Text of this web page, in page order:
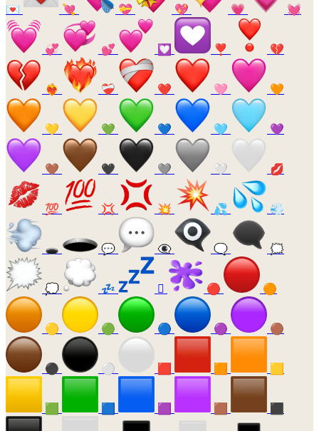
💌 💘 💝 💖 💗 💓
💞 💕 💟 ❣️ 💔
❤️‍🔥 ❤️‍🩹 ❤️ 🩷 🧡
💛 💚 💙 🩵 💜
🤎 🖤 🩶 🤍 💋
💯 💢 💥 💦 💨
🕳️ 💬 👁️‍🗨️ 🗨️ 🗯️
💭 💤 🫟 🔴 🟠
🟡 🟢 🔵 🟣 🟤
⚫ ⚪ 🟥 🟧 🟨
🟩 🟦 🟪 🟫 ⬛